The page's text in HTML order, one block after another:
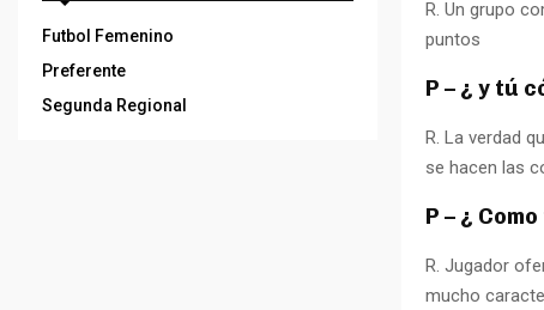
R. Un grupo
puntos
P – ¿ y tú
R. La verdad
se hacen las
P – ¿
R. Jugador
mucho
Futbol Femenino
Preferente
Segunda Regional